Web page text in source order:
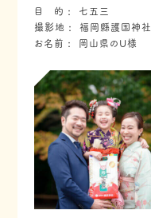
目 的
七五三
撮影地
福岡縣護国神社
お名前
岡山県のU様